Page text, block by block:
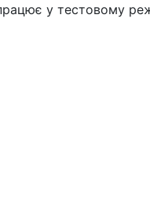
у тестовому